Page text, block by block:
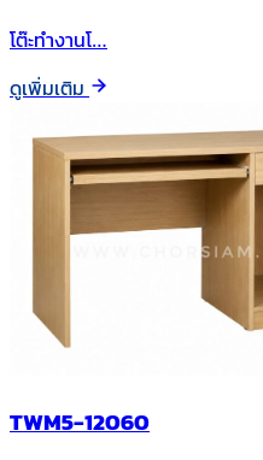
โต๊ะทำงานโ…
ดูเพิ่มเติม
TWM5-12060